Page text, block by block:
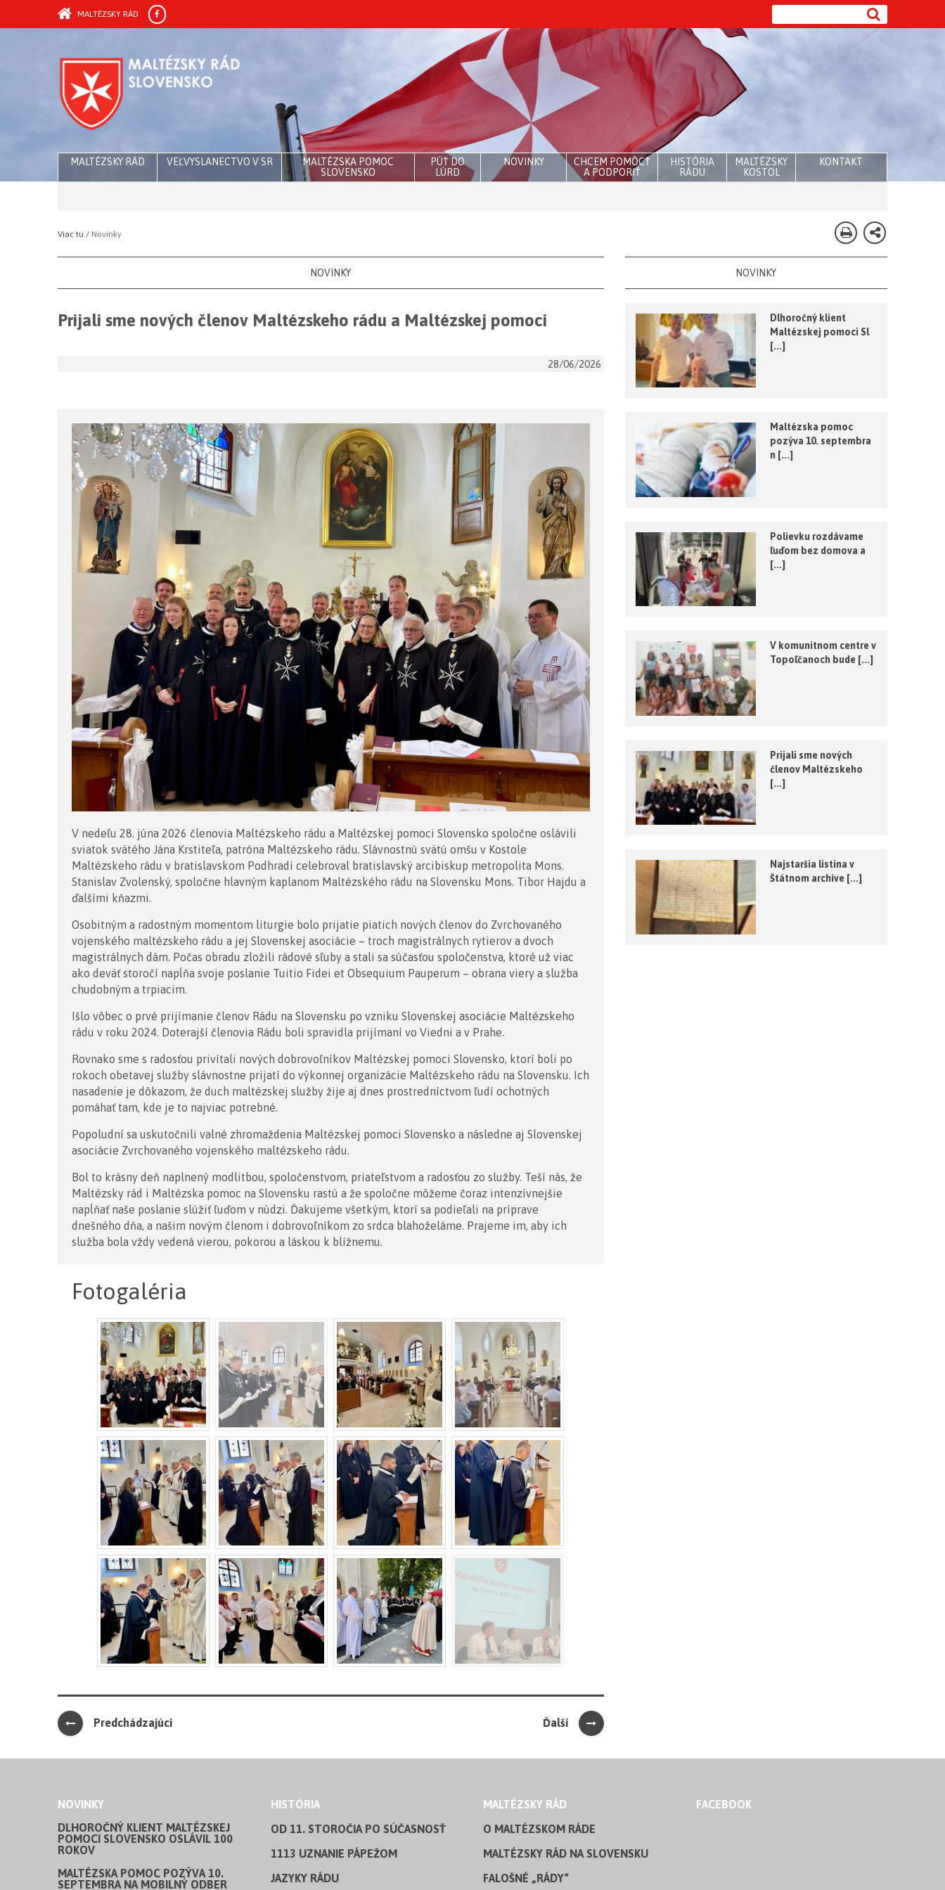
MALTÉZSKY RÁD
MALTÉZSKY RÁD VEĽVYSLANECTVO V SR
MALTÉZSKA POMOC
SLOVENSKO
PÚŤ DO
LÚRD
NOVINKY
CHCEM POMÔCŤ
A PODPORIŤ
HISTÓRIA
RÁDU
MALTÉZSKY
KOSTOL
KONTAKT
Viac tu / Novinky
NOVINKY
Prijali sme nových členov Maltézskeho rádu a Maltézskej pomoci
28/06/2026
V nedeľu 28. júna 2026 členovia Maltézskeho rádu a Maltézskej pomoci Slovensko spoločne oslávili
sviatok svätého Jána Krstiteľa, patróna Maltézskeho rádu. Slávnostnú svätú omšu v Kostole
Maltézskeho rádu v bratislavskom Podhradí celebroval bratislavský arcibiskup metropolita Mons.
Stanislav Zvolenský, spoločne hlavným kaplanom Maltézského rádu na Slovensku Mons. Tibor Hajdu a
ďalšími kňazmi.
Osobitným a radostným momentom liturgie bolo prijatie piatich nových členov do Zvrchovaného
vojenského maltézskeho rádu a jej Slovenskej asociácie – troch magistrálnych rytierov a dvoch
magistrálnych dám. Počas obradu zložili rádové sľuby a stali sa súčasťou spoločenstva, ktoré už viac
ako deväť storočí napĺňa svoje poslanie Tuitio Fidei et Obsequium Pauperum – obrana viery a služba
chudobným a trpiacim.
Išlo vôbec o prvé prijímanie členov Rádu na Slovensku po vzniku Slovenskej asociácie Maltézskeho
rádu v roku 2024. Doterajší členovia Rádu boli spravidla prijímaní vo Viedni a v Prahe.
Rovnako sme s radosťou privítali nových dobrovoľníkov Maltézskej pomoci Slovensko, ktorí boli po
rokoch obetavej služby slávnostne prijatí do výkonnej organizácie Maltézskeho rádu na Slovensku. Ich
nasadenie je dôkazom, že duch maltézskej služby žije aj dnes prostredníctvom ľudí ochotných
pomáhať tam, kde je to najviac potrebné.
Popoludní sa uskutočnili valné zhromaždenia Maltézskej pomoci Slovensko a následne aj Slovenskej
asociácie Zvrchovaného vojenského maltézskeho rádu.
Bol to krásny deň naplnený modlitbou, spoločenstvom, priateľstvom a radosťou zo služby. Teší nás, že
Maltézsky rád i Maltézska pomoc na Slovensku rastú a že spoločne môžeme čoraz intenzívnejšie
napĺňať naše poslanie slúžiť ľuďom v núdzi. Ďakujeme všetkým, ktorí sa podieľali na príprave
dnešného dňa, a našim novým členom i dobrovoľníkom zo srdca blahoželáme. Prajeme im, aby ich
služba bola vždy vedená vierou, pokorou a láskou k blížnemu.
Fotogaléria
Predchádzajúci Ďalší
NOVINKY
Dlhoročný klient
Maltézskej pomoci Sl
[...]
Maltézska pomoc
pozýva 10. septembra
n [...]
Polievku rozdávame
ľuďom bez domova a
[...]
V komunitnom centre v
Topoľčanoch bude [...]
Prijali sme nových
členov Maltézskeho
[...]
Najstaršia listina v
Štátnom archíve [...]
NOVINKY
DLHOROČNÝ KLIENT MALTÉZSKEJ
POMOCI SLOVENSKO OSLÁVIL 100
ROKOV
MALTÉZSKA POMOC POZÝVA 10.
SEPTEMBRA NA MOBILNÝ ODBER
HISTÓRIA
OD 11. STOROČIA PO SÚČASNOSŤ
1113 UZNANIE PÁPEŽOM
JAZYKY RÁDU
MALTÉZSKY RÁD
O MALTÉZSKOM RÁDE
MALTÉZSKY RÁD NA SLOVENSKU
FALOŠNÉ „RÁDY“
FACEBOOK